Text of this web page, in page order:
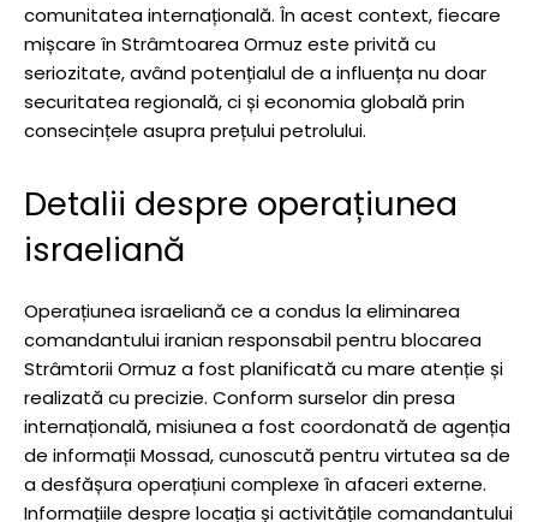
comunitatea internațională. În acest context, fiecare
mișcare în Strâmtoarea Ormuz este privită cu
seriozitate, având potențialul de a influența nu doar
securitatea regională, ci și economia globală prin
consecințele asupra prețului petrolului.
Detalii despre operațiunea
israeliană
Operațiunea israeliană ce a condus la eliminarea
comandantului iranian responsabil pentru blocarea
Strâmtorii Ormuz a fost planificată cu mare atenție și
realizată cu precizie. Conform surselor din presa
internațională, misiunea a fost coordonată de agenția
de informații Mossad, cunoscută pentru virtutea sa de
a desfășura operațiuni complexe în afaceri externe.
Informațiile despre locația și activitățile comandantului